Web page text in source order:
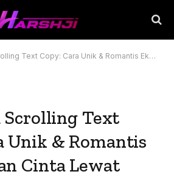
Copy: Cara Unik & Romantis Ekspresikan Cinta Lewat Teks
Scrolling Text
Unik & Romantis
Cinta Lewat